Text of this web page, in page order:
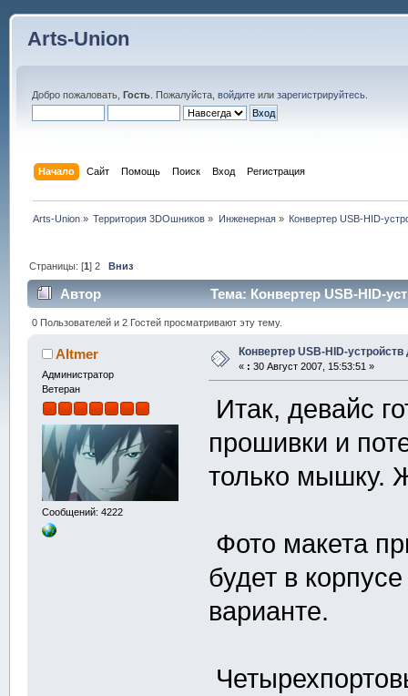
Arts-Union
Добро пожаловать, Гость. Пожалуйста, войдитеили зарегистрируйтесь.
Начало Сайт Помощь Поиск Вход Регистрация
Arts-Union » Территория 3DOшников » Инженерная» Конвертер USB-HID-
Страницы: [1]2 Вниз
Автор Тема: Конвертер USB-HID-
0 Пользователей и 2 Гостей просматривают эту тему.
Altmer
Администратор
Ветеран
Сообщений: 4222
Конвертер USB-HID-устройств
« : 30 Август 2007, 15:53:51 »
Итак, девайс
прошивки и
только мышку.
Фото макета
будет в
варианте.